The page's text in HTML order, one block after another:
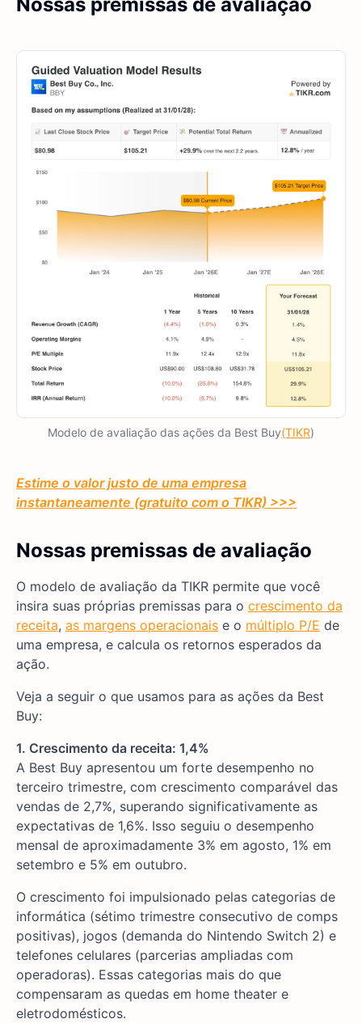
Nossas premissas de avaliação
Modelo de avaliação das ações da Best Buy(TIKR)
Estime o valor justo de uma empresa
instantaneamente (gratuito com o TIKR) >>>
Nossas premissas de avaliação
O modelo de avaliação da TIKR permite que você
insira suas próprias premissas para o crescimento da
receita, as margens operacionais e o múltiplo P/E de
uma empresa, e calcula os retornos esperados da
ação.
Veja a seguir o que usamos para as ações da Best
Buy:
1. Crescimento da receita: 1,4%
A Best Buy apresentou um forte desempenho no
terceiro trimestre, com crescimento comparável das
vendas de 2,7%, superando significativamente as
expectativas de 1,6%. Isso seguiu o desempenho
mensal de aproximadamente 3% em agosto, 1% em
setembro e 5% em outubro.
O crescimento foi impulsionado pelas categorias de
informática (sétimo trimestre consecutivo de comps
positivas), jogos (demanda do Nintendo Switch 2) e
telefones celulares (parcerias ampliadas com
operadoras). Essas categorias mais do que
compensaram as quedas em home theater e
eletrodomésticos.